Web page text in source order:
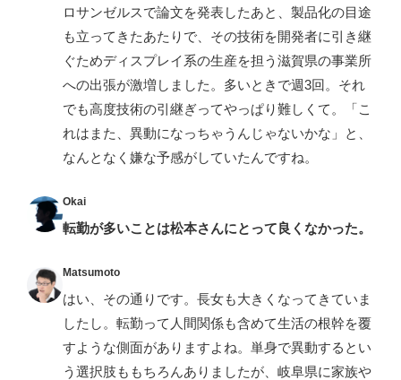
ロサンゼルスで論文を発表したあと、製品化の目途
も立ってきたあたりで、その技術を開発者に引き継
ぐためディスプレイ系の生産を担う滋賀県の事業所
への出張が激増しました。多いときで週3回。それ
でも高度技術の引継ぎってやっぱり難しくて。「こ
れはまた、異動になっちゃうんじゃないかな」と、
なんとなく嫌な予感がしていたんですね。
Okai
転勤が多いことは松本さんにとって良くなかった。
Matsumoto
はい、その通りです。長女も大きくなってきていま
したし。転勤って人間関係も含めて生活の根幹を覆
すような側面がありますよね。単身で異動するとい
う選択肢ももちろんありましたが、岐阜県に家族や